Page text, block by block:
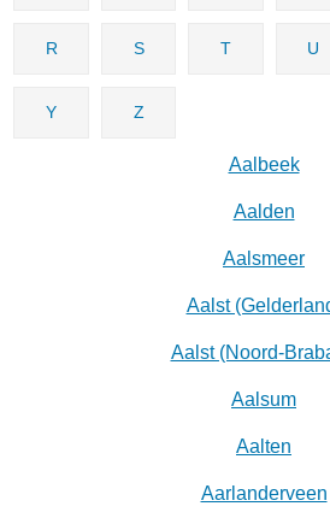
R S T U
Y Z
Aalbeek
Aalden
Aalsmeer
Aalst
Aalst (Noord-
Aalsum
Aalten
Aarlanderveen